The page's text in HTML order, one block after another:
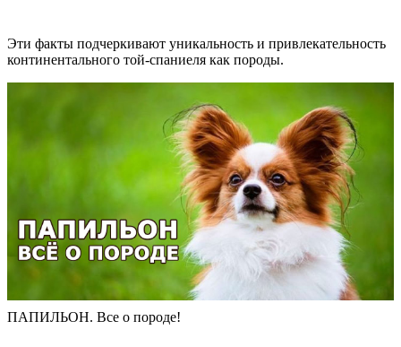
Эти факты подчеркивают уникальность и привлекательность
континентального той-спаниеля как породы.
ПАПИЛЬОН. Все о породе!